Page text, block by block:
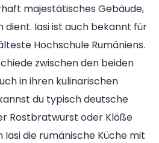
majestätisches Gebäude,
dient. Iasi ist auch bekannt für
Hochschule Rumäniens.
zwischen den beiden
in ihren kulinarischen
du typisch deutsche
Rostbratwurst oder Klöße
die rumänische Küche mit